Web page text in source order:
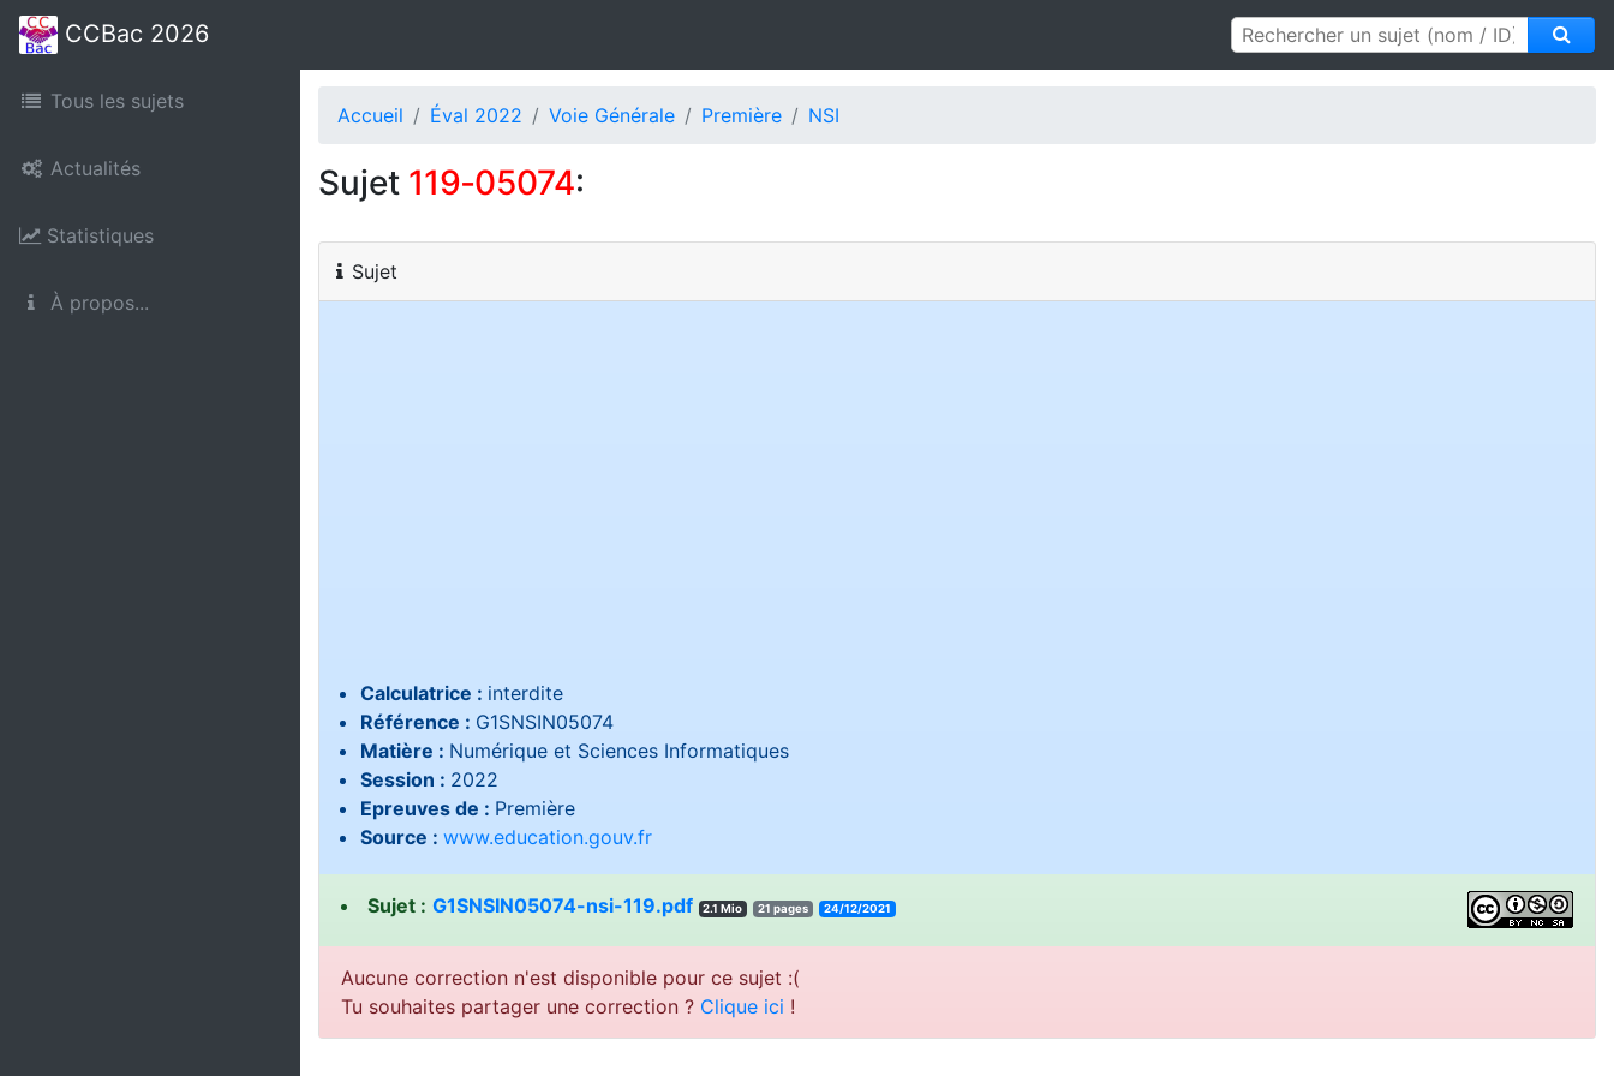
CCBac 2026
Tous les sujets
Actualités
Statistiques
À propos...
Accueil Éval 2022 Voie Générale Première NSI
Sujet 119‑05074:
Sujet
Calculatrice : interdite
Référence : G1SNSIN05074
Matière : Numérique et Sciences Informatiques
Session : 2022
Epreuves de : Première
Source : www.education.gouv.fr
Sujet : G1SNSIN05074-nsi-119.pdf 2.1 Mio 21 pages 24/12/2021
Aucune correction n'est disponible pour ce sujet :(
Tu souhaites partager une correction ? Clique ici !